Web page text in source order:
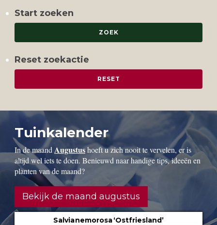
Start zoeken
Reset zoekactie
Tuinkalender
In de maand Augustushoeft u zich nooit te vervelen, er is
altijd wel iets te doen. Benieuwd naar handige tips, ideeën en
planten van de maand?
Bekijk de maand augustus
Salvia nemorosa ‘Ostfriesland’